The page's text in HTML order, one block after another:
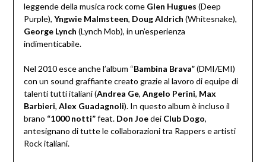
leggende della musica rock come Glen Hugues (Deep
Purple), Yngwie Malmsteen, Doug Aldrich (Whitesnake),
George Lynch (Lynch Mob), in un’esperienza
indimenticabile.
Nel 2010 esce anche l’album “Bambina Brava”(DMI/EMI)
con un sound graffiante creato grazie al lavoro di equipe di
talenti tutti italiani (Andrea Ge, Angelo Perini, Max
Barbieri, Alex Guadagnoli). In questo album è incluso il
brano “1000 notti”feat. Don Joedei Club Dogo,
antesignano di tutte le collaborazioni tra Rappers e artisti
Rock italiani.